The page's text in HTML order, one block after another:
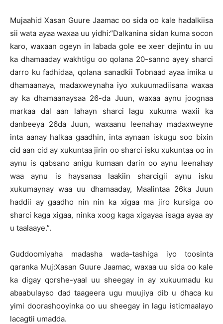
Mujaahid Xasan Guure Jaamac oo sida oo kale hadalkiisa
sii wata ayaa waxaa uu yidhi:“Dalkanina sidan kuma socon
karo, waxaan ogeyn in labada gole ee xeer dejintu in uu
ka dhamaaday wakhtigu oo qolana 20-sanno ayey sharci
darro ku fadhidaa, qolana sanadkii Tobnaad ayaa imika u
dhamaanaya, madaxweynaha iyo xukuumadiisana waxaa
ay ka dhamaanaysaa 26-da Juun, waxaa aynu joognaa
markaa dal aan lahayn sharci lagu xukuma waxii ka
danbeeya 26da Juun, waxaanu leenahay madaxweyne
inta aanay halkaa gaadhin, inta aynaan iskugu soo bixin
cid aan cid ay xukuntaa jirin oo sharci isku xukuntaa oo in
aynu is qabsano anigu kumaan darin oo aynu leenahay
waa aynu is haysanaa laakiin sharcigii aynu isku
xukumaynay waa uu dhamaaday, Maalintaa 26ka Juun
haddii ay gaadho nin nin ka xigaa ma jiro kursiga oo
sharci kaga xigaa, ninka xoog kaga xigayaa isaga ayaa ay
u taalaaye.”.
Guddoomiyaha madasha wada-tashiga iyo toosinta
qaranka Muj:Xasan Guure Jaamac, waxaa uu sida oo kale
ka digay qorshe-yaal uu sheegay in ay xukuumadu ku
abaabulayso dad taageera ugu muujiya dib u dhaca ku
yimi doorashooyinka oo uu sheegay in lagu isticmaalayo
lacagtii umadda.